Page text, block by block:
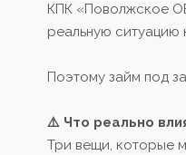
КПК «Поволжское
реальную ситуацию
Поэтому займ под
⚠️ Что реально
Три вещи, которые